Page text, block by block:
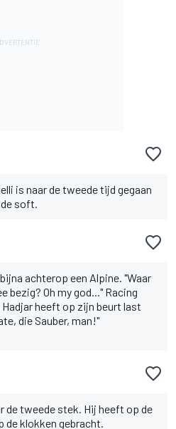
is naar de tweede tijd gegaan
de soft.
achterop een Alpine. "Waar
bezig? Oh my god..." Racing
heeft op zijn beurt last
die Sauber, man!"
de tweede stek. Hij heeft op de
de klokken gebracht.